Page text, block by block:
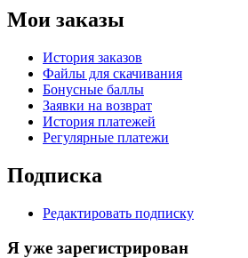
Мои заказы
История заказов
Файлы для скачивания
Бонусные баллы
Заявки на возврат
История платежей
Регулярные платежи
Подписка
Редактировать подписку
Я уже зарегистрирован